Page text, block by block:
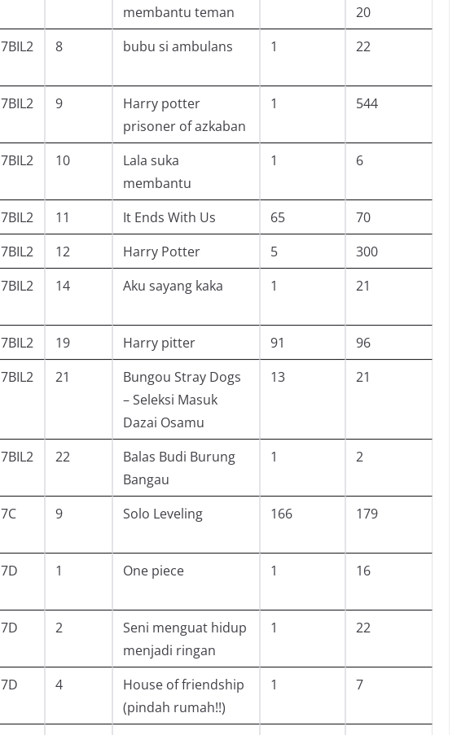
membantu teman
20
7BIL2 8 bubu si ambulans 1 22
7BIL2 9
Harry potter
prisoner of azkaban
1 544
7BIL2 10
Lala suka
membantu
1 6
7BIL2 11 It Ends With Us 65
70
7BIL2 12 Harry Potter 5
300
7BIL2 14 Aku sayang kaka 1 21
7BIL2 19 Harry pitter 91
96
7BIL2 21
Bungou Stray Dogs
– Seleksi Masuk
Dazai Osamu
13 21
7BIL2 22
Balas Budi Burung
Bangau
1 2
7C 9 Solo Leveling 166 179
7D 1 One piece 1 16
7D 2
Seni menguat hidup
menjadi ringan
1 22
7D 4
House of friendship
(pindah rumah!!)
1 7